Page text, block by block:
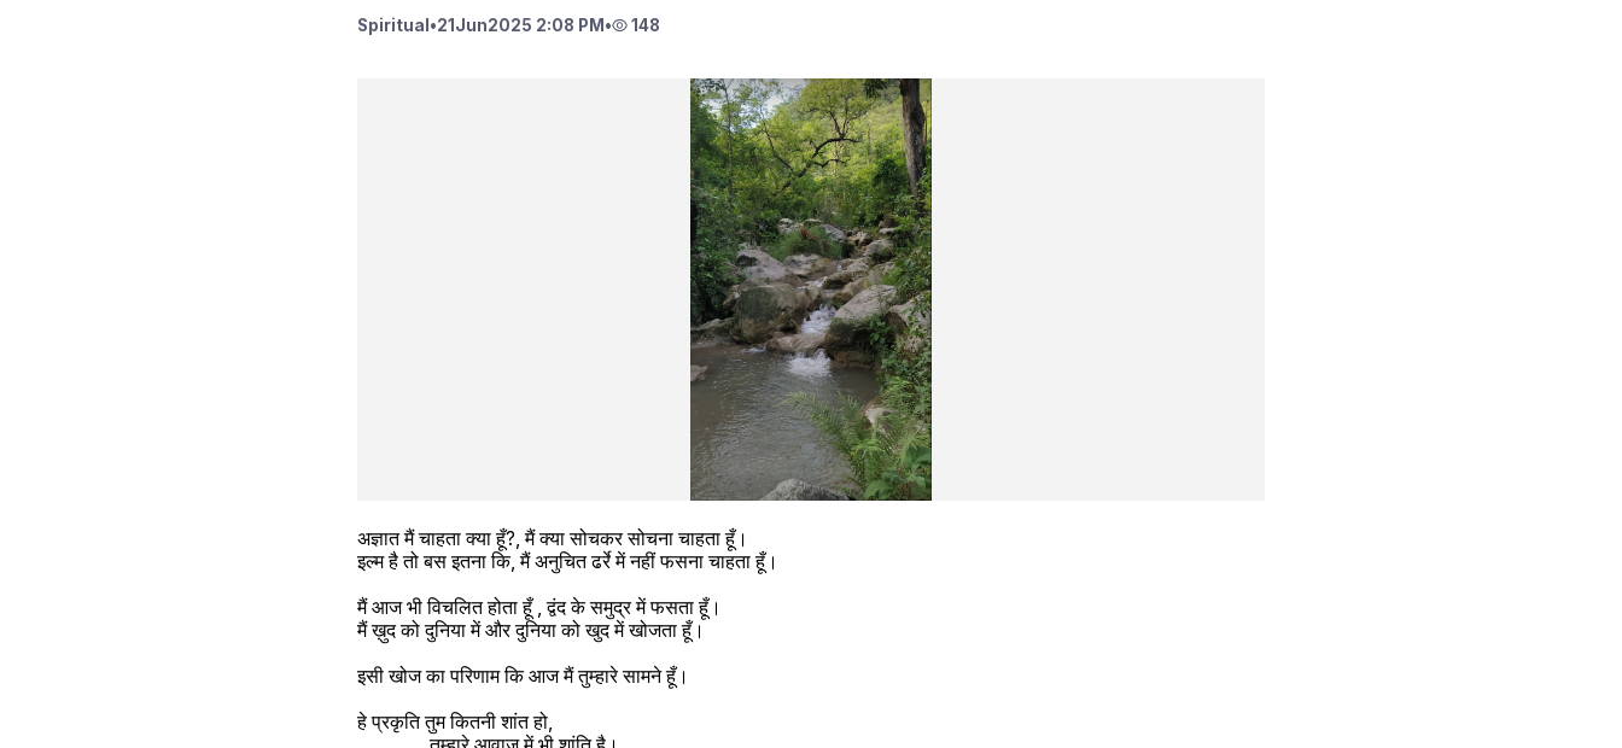
Spiritual •21 Jun2025 2:08 PM • 148
अज्ञात मैं चाहता क्या हूँ?, मैं क्या सोचकर सोचना चाहता हूँ।
इल्म है तो बस इतना कि, मैं अनुचित ढर्रे में नहीं फसना चाहता हूँ।
मैं आज भी विचलित होता हूँ , द्वंद के समुद्र में फसता हूँ।
मैं ख़ुद को दुनिया में और दुनिया को खुद में खोजता हूँ।
इसी खोज का परिणाम कि आज मैं तुम्हारे सामने हूँ।
हे प्रकृति तुम कितनी शांत हो,